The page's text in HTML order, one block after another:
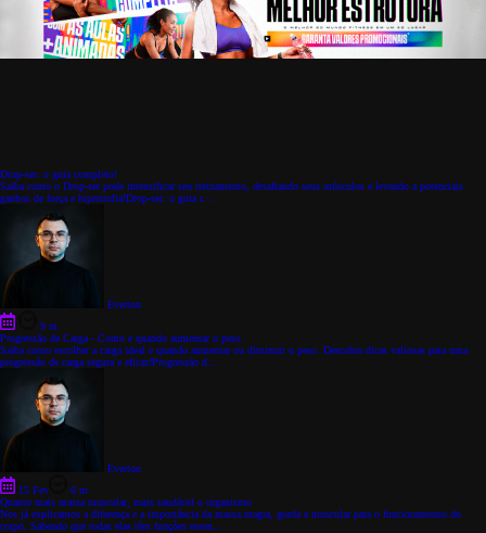
Drop-set: o guia completo!
Saiba como o Drop-set pode intensificar seu treinamento, desafiando seus músculos e levando a potenciais
ganhos de força e hipertrofia!Drop-set: o guia c...
Everton
9 m
Progressão de Carga - Como e quando aumentar o peso
Saiba como escolher a carga ideal e quando aumentar ou diminuir o peso. Descubra dicas valiosas para uma
progressão de carga segura e eficaz!Progressão d...
Everton
15 Fev
6 m
Quanto mais massa muscular, mais saudável o organismo
Nos já explicamos a diferença e a importância da massa magra, gorda e muscular para o funcionamento do
corpo. Sabendo que todas elas têm funções essen...